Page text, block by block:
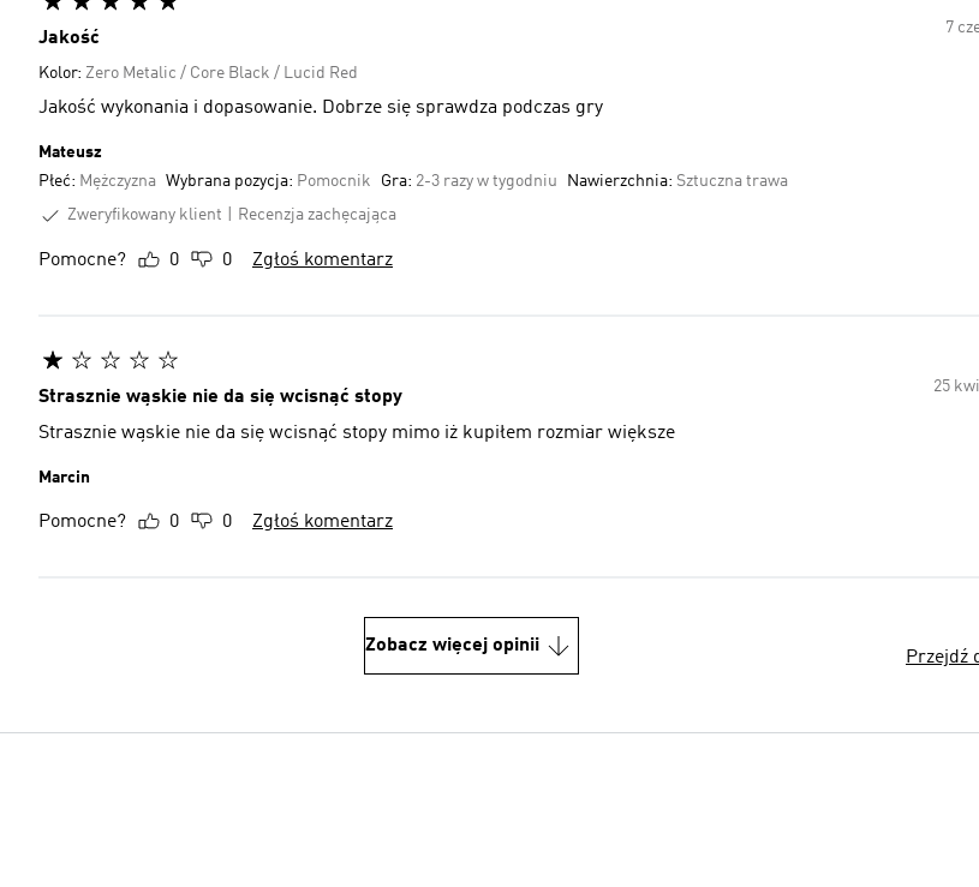
7
Jakość
Kolor: Zero Metalic / Core Black / Lucid Red
Jakość wykonania i dopasowanie. Dobrze się sprawdza podczas gry
Mateusz
Płeć: Mężczyzna Wybrana pozycja: Pomocnik Gra: 2-3 razy w tygodniu Nawierzchnia: Sztuczna trawa
Zweryfikowany klient
Recenzja zachęcająca
Pomocne? 0 0 Zgłoś komentarz
25
Strasznie wąskie nie da się wcisnąć stopy
Strasznie wąskie nie da się wcisnąć stopy mimo iż kupiłem rozmiar większe
Marcin
Pomocne? 0 0 Zgłoś komentarz
Zobacz więcej opinii
Przejdź